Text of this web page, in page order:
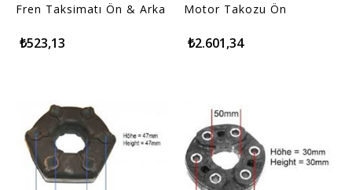
Fren Taksimatı Ön & Arka
₺523,13
Motor Takozu Ön
₺2.601,34